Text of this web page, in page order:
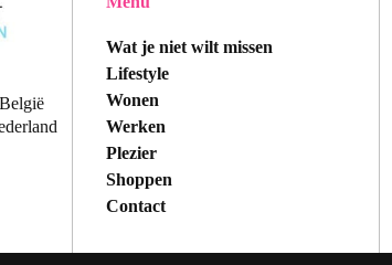
Wat je niet wilt missen
Lifestyle
Wonen
Werken
Plezier
Shoppen
Contact